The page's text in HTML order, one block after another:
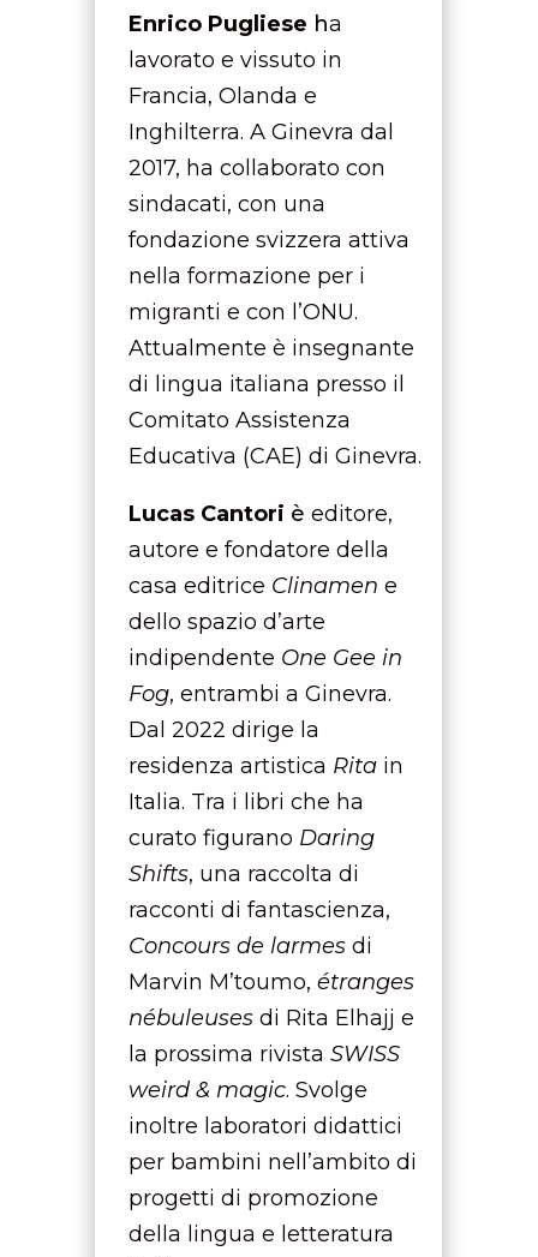
Enrico Pugliese ha
lavorato e vissuto in
Francia, Olanda e
Inghilterra. A Ginevra dal
2017, ha collaborato con
sindacati, con una
fondazione svizzera attiva
nella formazione per i
migranti e con l’ONU.
Attualmente è insegnante
di lingua italiana presso il
Comitato Assistenza
Educativa (CAE) di Ginevra.
Lucas Cantori è editore,
autore e fondatore della
casa editrice Clinamen e
dello spazio d’arte
indipendente One Gee in
Fog, entrambi a Ginevra.
Dal 2022 dirige la
residenza artistica Ritain
Italia. Tra i libri che ha
curato figurano Daring
Shifts, una raccolta di
racconti di fantascienza,
Concours de larmes di
Marvin M’toumo, étranges
nébuleuses di Rita Elhajj e
la prossima rivista SWISS
weird & magic. Svolge
inoltre laboratori didattici
per bambini nell’ambito di
progetti di promozione
della lingua e letteratura